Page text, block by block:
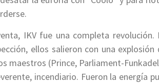
IKV fue una completa revolución.
ellos salieron con una explosión
maestros (Prince, Parliament-
incendiario. Fueron la energía